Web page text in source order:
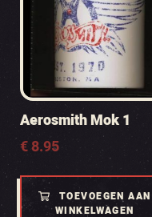
Aerosmith Mok 1
€8.95
TOEVOEGEN AAN
WINKELWAGEN